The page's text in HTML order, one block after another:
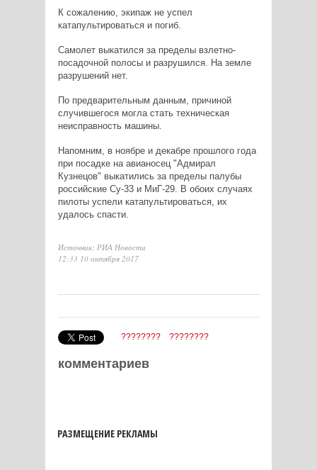
К сожалению, экипаж не успел
катапультироваться и погиб.
Самолет выкатился за пределы взлетно-
посадочной полосы и разрушился. На земле
разрушений нет.
По предварительным данным, причиной
случившегося могла стать техническая
неисправность машины.
Напомним, в ноябре и декабре прошлого года
при посадке на авианосец "Адмирал
Кузнецов" выкатились за пределы палубы
российские Су-33 и МиГ-29. В обоих случаях
пилоты успели катапультироваться, их
удалось спасти.
Источник: РИА Новости
12:33 10 октября 2017
???????? ????????
комментариев
РАЗМЕЩЕНИЕ РЕКЛАМЫ